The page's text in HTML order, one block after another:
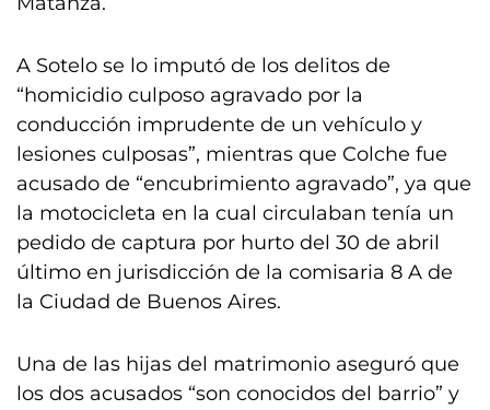
A Sotelo se lo imputó de los delitos de
“homicidio culposo agravado por la
conducción imprudente de un vehículo y
lesiones culposas”, mientras que Colche fue
acusado de “encubrimiento agravado”, ya que
la motocicleta en la cual circulaban tenía un
pedido de captura por hurto del 30 de abril
último en jurisdicción de la comisaria 8 A de
la Ciudad de Buenos Aires.
Una de las hijas del matrimonio aseguró que
los dos acusados “son conocidos del barrio” y